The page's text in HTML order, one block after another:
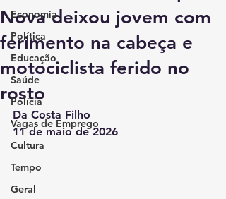
Economia
Política
Educação
Saúde
Polícia
Vagas de Emprego
Cultura
Tempo
Geral
Nova deixou jovem com
ferimento na cabeça e
motociclista ferido no
rosto
Da Costa Filho
11 de maio de 2026